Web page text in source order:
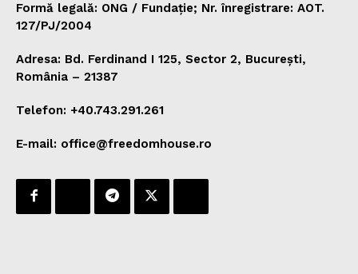
Formă legală: ONG / Fundație; Nr. înregistrare: AOT.
127/PJ/2004
Adresa: Bd. Ferdinand I 125, Sector 2, București,
România – 21387
Telefon: +40.743.291.261
E-mail: office@freedomhouse.ro